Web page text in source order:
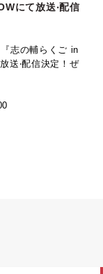
にて放送‧配信
志の輔らくご in
送‧配信決定！ぜ